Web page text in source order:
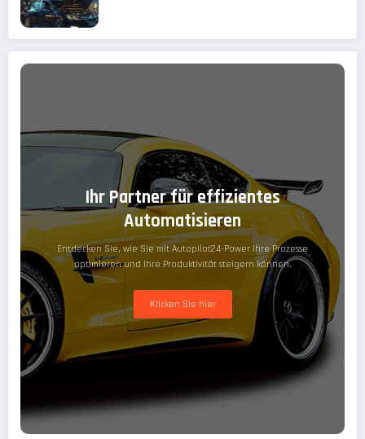
Ihr Partner für effizientes
Automatisieren
Entdecken Sie, wie Sie mit Autopilot24-Power Ihre Prozesse
optimieren und Ihre Produktivität steigern können.
Klicken Sie hier